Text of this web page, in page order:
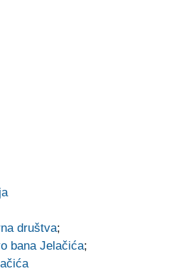
društva;
bana Jelačića;